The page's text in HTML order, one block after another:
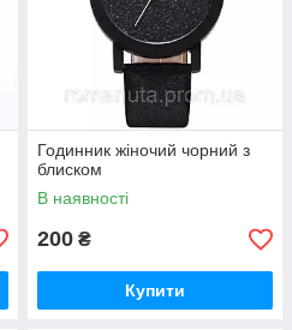
Годинник жіночий чорний з
блиском
В наявності
200 ₴
Купити